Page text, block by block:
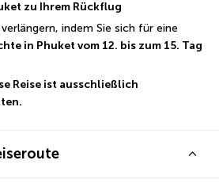
zu Ihrem Rückflug
in Phuket vom 12. bis zum 15. Tag
Reise ist ausschließlich